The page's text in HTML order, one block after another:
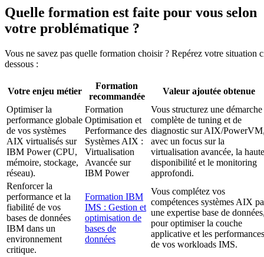
Quelle formation est faite pour vous selon
votre problématique ?
Vous ne savez pas quelle formation choisir ? Repérez votre situation
dessous :
Votre enjeu métier
Formation
recommandée
Valeur ajoutée obtenue
Optimiser la
performance globale
de vos systèmes
AIX virtualisés sur
IBM Power (CPU,
mémoire, stockage,
réseau).
Formation
Optimisation et
Performance des
Systèmes AIX :
Virtualisation
Avancée sur
IBM Power
Vous structurez une démarche
complète de tuning et de
diagnostic sur AIX/
avec un focus sur la
virtualisation avancée, la haute
disponibilité et le monitoring
approfondi.
Renforcer la
performance et la
fiabilité de vos
bases de données
IBM dans un
environnement
critique.
Formation IBM
IMS : Gestion et
optimisation de
bases de
données
Vous complétez vos
compétences systèmes AIX
une expertise base de
pour optimiser la couche
applicative et les performances
de vos workloads IMS.